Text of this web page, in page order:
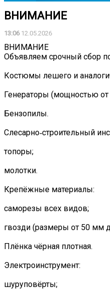
ВНИМАНИЕ ️
13:0612.05.2026
ВНИМАНИЕ ️
Объявляем срочный сбор
Костюмы лешего и
Генераторы (мощностью от
Бензопилы.
Слесарно‑строительный
топоры;
молотки.
Крепёжные материалы:
саморезы всех видов;
гвозди (размеры от 50 мм
Плёнка чёрная плотная.
Электроинструмент:
шуруповёрты;